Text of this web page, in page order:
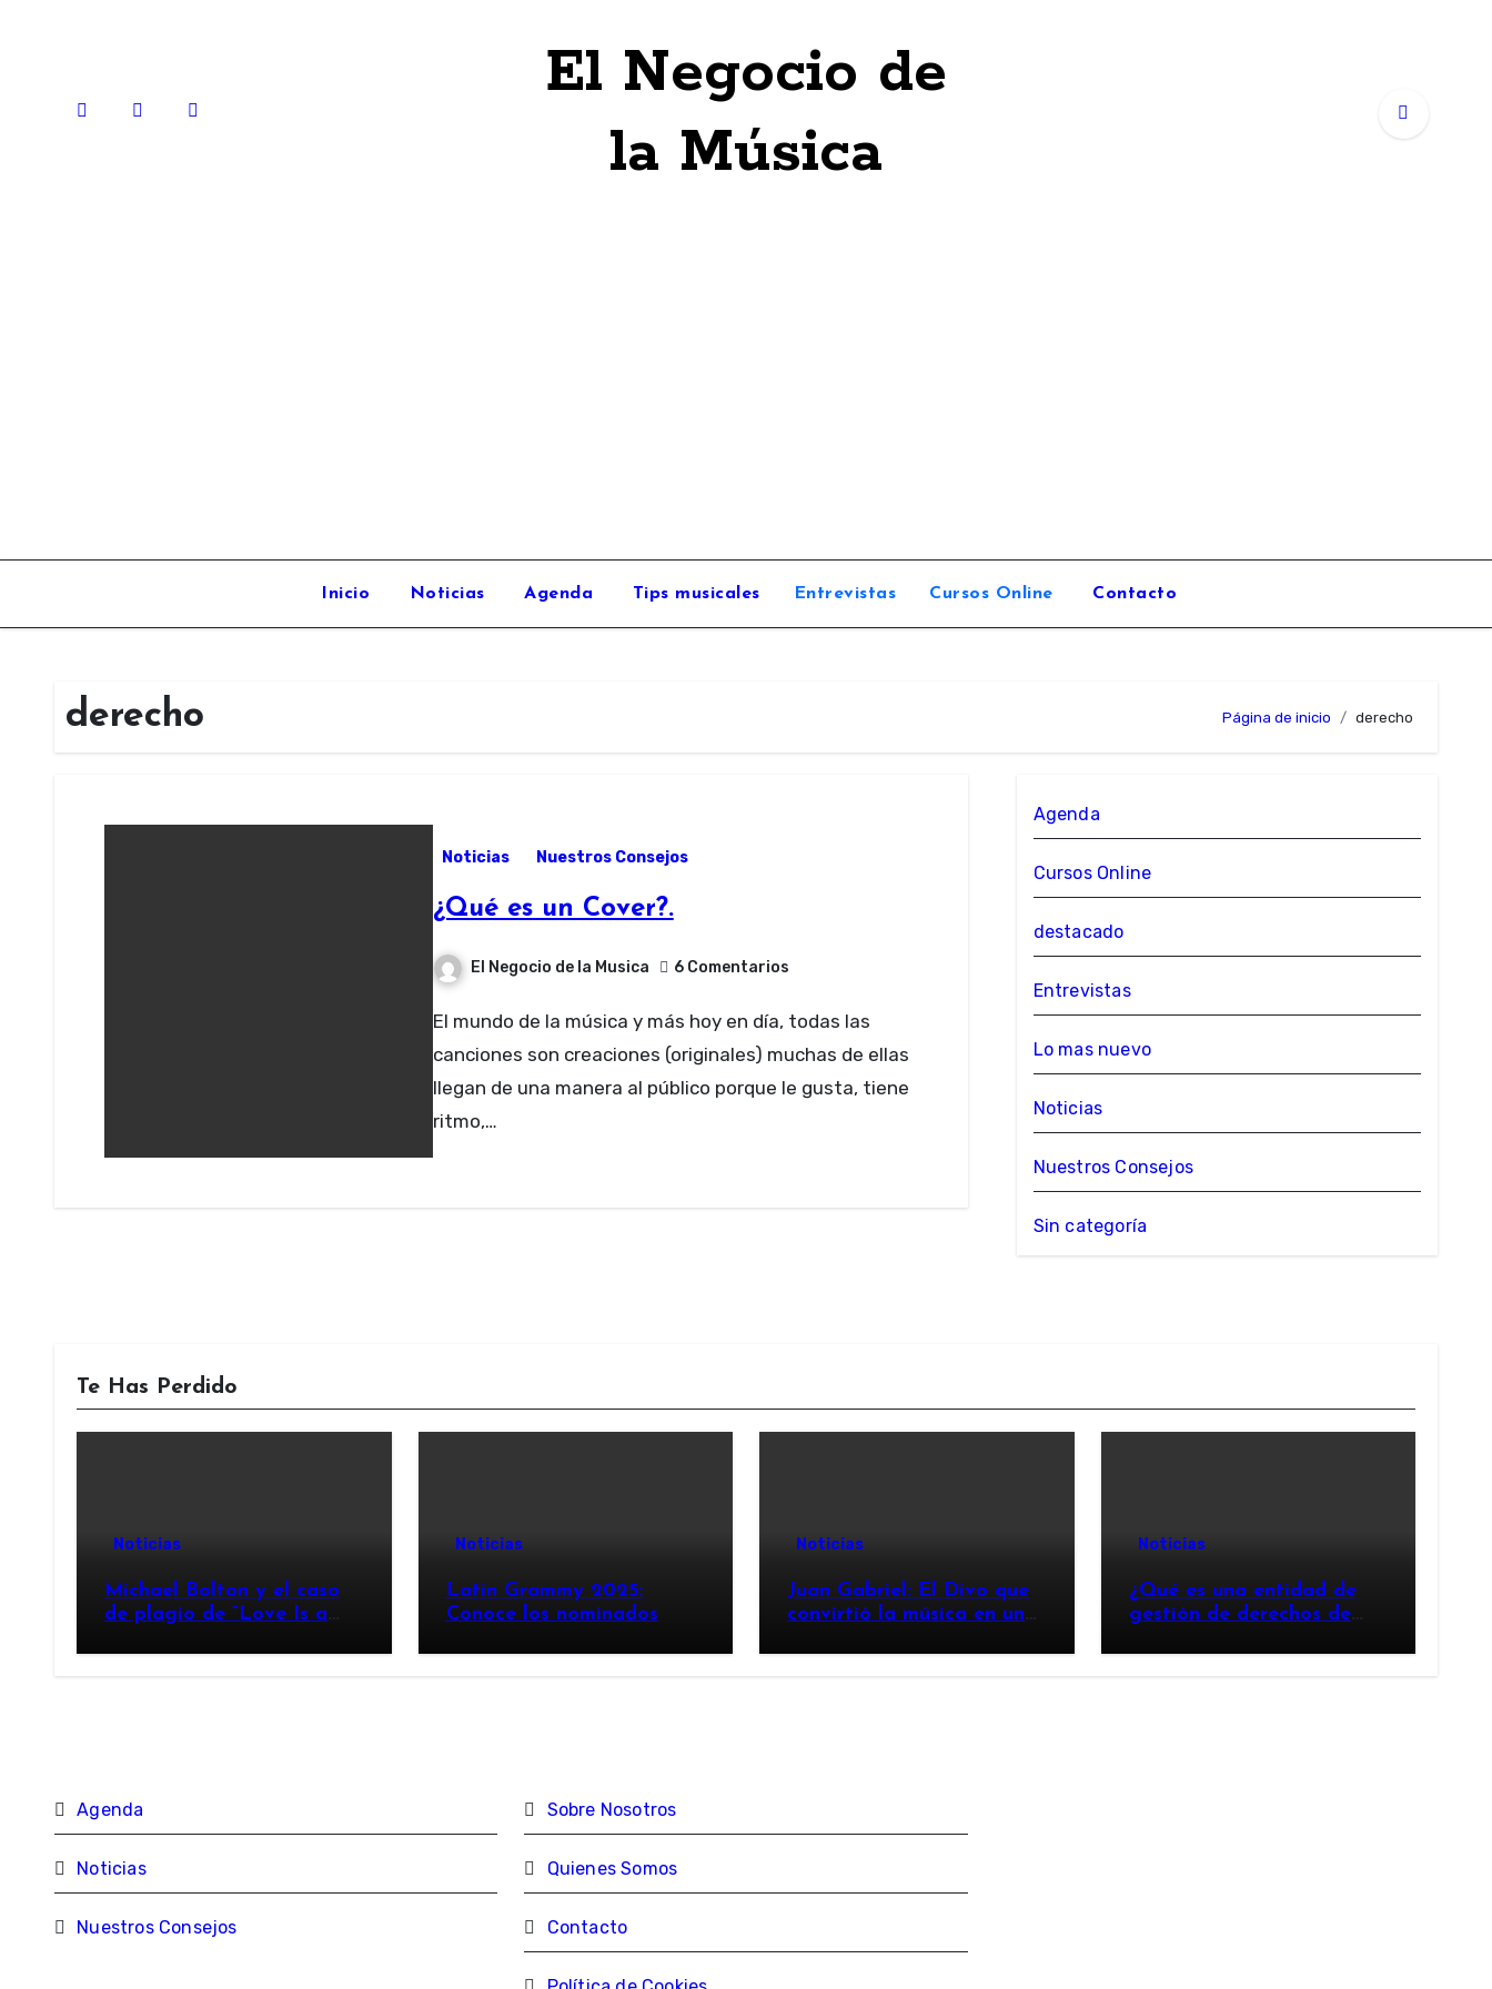
El Negocio de
la Música
Inicio Noticias Agenda Tips musicales Entrevistas Cursos Online Contacto
derecho Página de inicio derecho
Noticias Nuestros Consejos
¿Qué es un Cover?.
El Negocio de la Musica 6 Comentarios
El mundo de la música y más hoy en día, todas las
canciones son creaciones (originales) muchas de ellas
llegan de una manera al público porque le gusta, tiene
ritmo,…
Agenda
Cursos Online
destacado
Entrevistas
Lo mas nuevo
Noticias
Nuestros Consejos
Sin categoría
Te Has Perdido
Noticias
Michael Bolton y el caso
de plagio de “Love Is a
Noticias
Latin Grammy 2025:
Conoce los nominados
Noticias
Juan Gabriel: El Divo que
convirtió la música en un
Noticias
¿Qué es una entidad de
gestión de derechos de
importante?
Agenda
Noticias
Nuestros Consejos
Sobre Nosotros
Quienes Somos
Contacto